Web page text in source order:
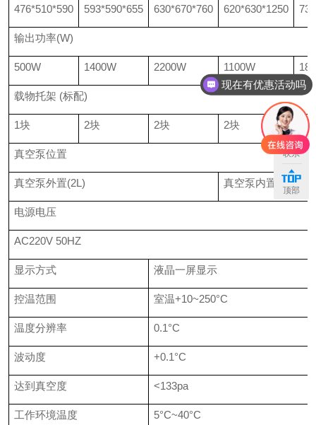
476*510*590 593*590*655 630*670*760 620*630*1250
输出功率(W)
500W 1400W 2200W 1100W
载物托架 (标配)
1块 2块 2块 2块 块
真空泵位置
真空泵外置(2L) 真空泵内置下箱体
电源电压
AC220V 50HZ
显示方式 液晶一屏显示
控温范围 室温+10~250°C
温度分辨率 0.1°C
波动度 +0.1°C
达到真空度 <133pa
工作环境温度 5°C~40°C
联系
顶部
现在有优惠活动吗